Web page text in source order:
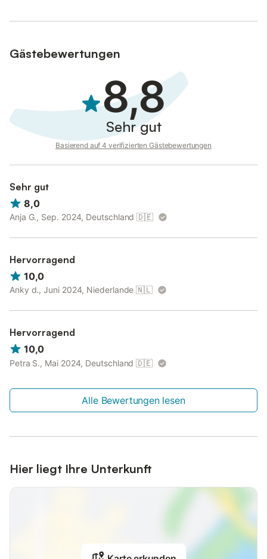
Gästebewertungen
8,8
Sehr gut
Basierend auf 4 verifizierten Gästebewertungen
Sehr gut
8,0
Anja G., Sep. 2024, Deutschland 🇩🇪
Hervorragend
10,0
Anky d., Juni 2024, Niederlande 🇳🇱
Hervorragend
10,0
Petra S., Mai 2024, Deutschland 🇩🇪
Alle Bewertungen lesen
Hier liegt Ihre Unterkunft